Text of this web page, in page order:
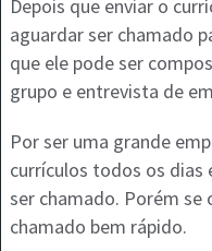
Depois que enviar o
aguardar ser chamado
que ele pode ser
grupo e entrevista de
Por ser uma grande
currículos todos os dias
ser chamado. Porém
chamado bem rápido.